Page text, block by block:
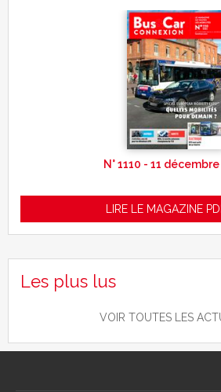
N° 1110 - 11
LIRE LE MAGAZINE
Les plus lus
VOIR TOUTES LES